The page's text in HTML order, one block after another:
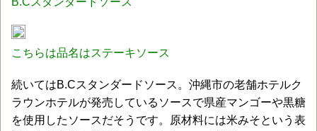
こちらは品名はステーキソース
続いてはB.Cスタンダードソース。沖縄市の老舗ホテルク
ラウンホテルが発売しているソースで県産マンゴーや黒糖
を使用したソースだそうです。原材料には米みそという表